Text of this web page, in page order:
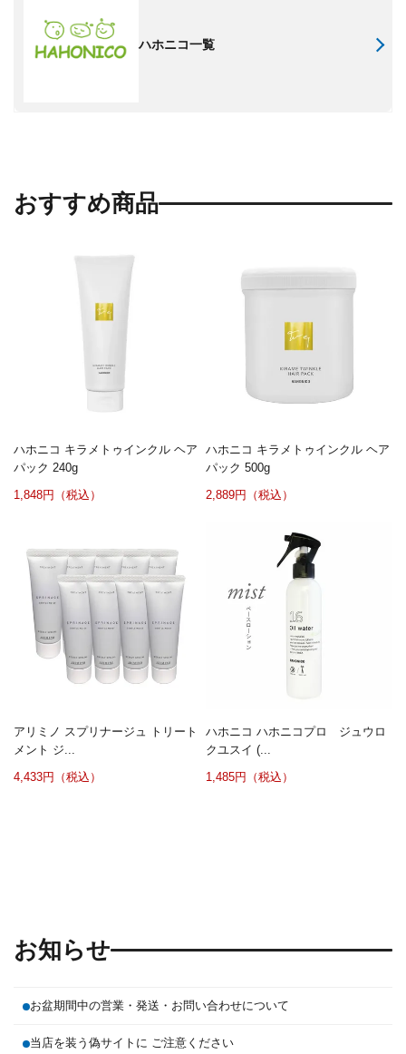
ハホニコ一覧
おすすめ商品
ハホニコ キラメトゥインクル ヘア
パック 240g
1,848円（税込）
ハホニコ キラメトゥインクル ヘア
パック 500g
2,889円（税込）
アリミノ スプリナージュ トリート
メント ジ...
4,433円（税込）
ハホニコ ハホニコプロ ジュウロ
クユスイ (...
1,485円（税込）
お知らせ
お盆期間中の営業・発送・お問い合わせについて
当店を装う偽サイトに ご注意ください